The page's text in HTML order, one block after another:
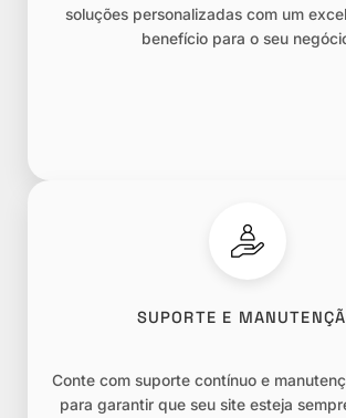
soluções personalizadas com um
benefício para o seu
SUPORTE E
Conte com suporte contínuo e
para garantir que seu site esteja